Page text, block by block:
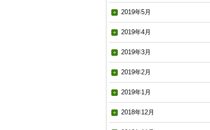
2019年5月
2019年4月
2019年3月
2019年2月
2019年1月
2018年12月